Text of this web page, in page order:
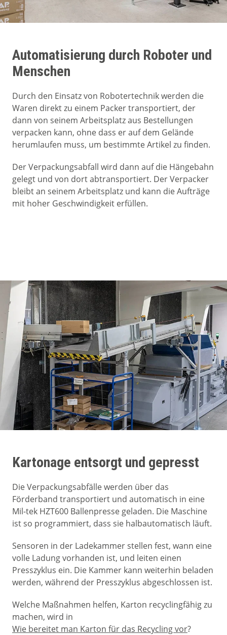
Automatisierung durch Roboter und
Menschen
Durch den Einsatz von Robotertechnik werden die
Waren direkt zu einem Packer transportiert, der
dann von seinem Arbeitsplatz aus Bestellungen
verpacken kann, ohne dass er auf dem Gelände
herumlaufen muss, um bestimmte Artikel zu finden.
Der Verpackungsabfall wird dann auf die Hängebahn
gelegt und von dort abtransportiert. Der Verpacker
bleibt an seinem Arbeitsplatz und kann die Aufträge
mit hoher Geschwindigkeit erfüllen.
Kartonage entsorgt und gepresst
Die Verpackungsabfälle werden über das
Förderband transportiert und automatisch in eine
Mil-tek HZT600 Ballenpresse geladen. Die Maschine
ist so programmiert, dass sie halbautomatisch läuft.
Sensoren in der Ladekammer stellen fest, wann eine
volle Ladung vorhanden ist, und leiten einen
Presszyklus ein. Die Kammer kann weiterhin beladen
werden, während der Presszyklus abgeschlossen ist.
Welche Maßnahmen helfen, Karton recyclingfähig zu
machen, wird in
Wie bereitet man Karton für das Recycling vor?